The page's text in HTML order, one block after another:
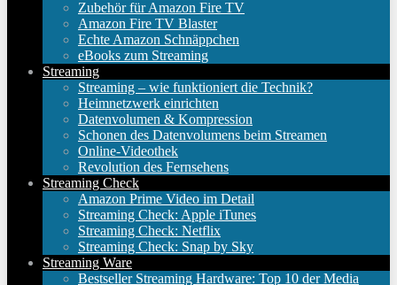
Zubehör für Amazon Fire TV
Amazon Fire TV Blaster
Echte Amazon Schnäppchen
eBooks zum Streaming
Streaming
Streaming – wie funktioniert die Technik?
Heimnetzwerk einrichten
Datenvolumen & Kompression
Schonen des Datenvolumens beim Streamen
Online-Videothek
Revolution des Fernsehens
Streaming Check
Amazon Prime Video im Detail
Streaming Check: Apple iTunes
Streaming Check: Netflix
Streaming Check: Snap by Sky
Streaming Ware
Bestseller Streaming Hardware: Top 10 der Media